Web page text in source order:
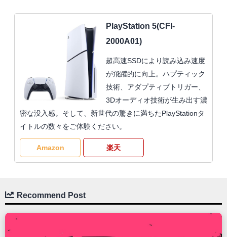
PlayStation 5(CFI-
2000A01)
超高速SSDにより読み込み速度
が飛躍的に向上。ハプティック
技術、アダプティブトリガー、
3Dオーディオ技術が生み出す濃
密な没入感。そして、新世代の驚きに満ちたPlayStationタ
イトルの数々をご体験ください。
Amazon 楽天
Recommend Post